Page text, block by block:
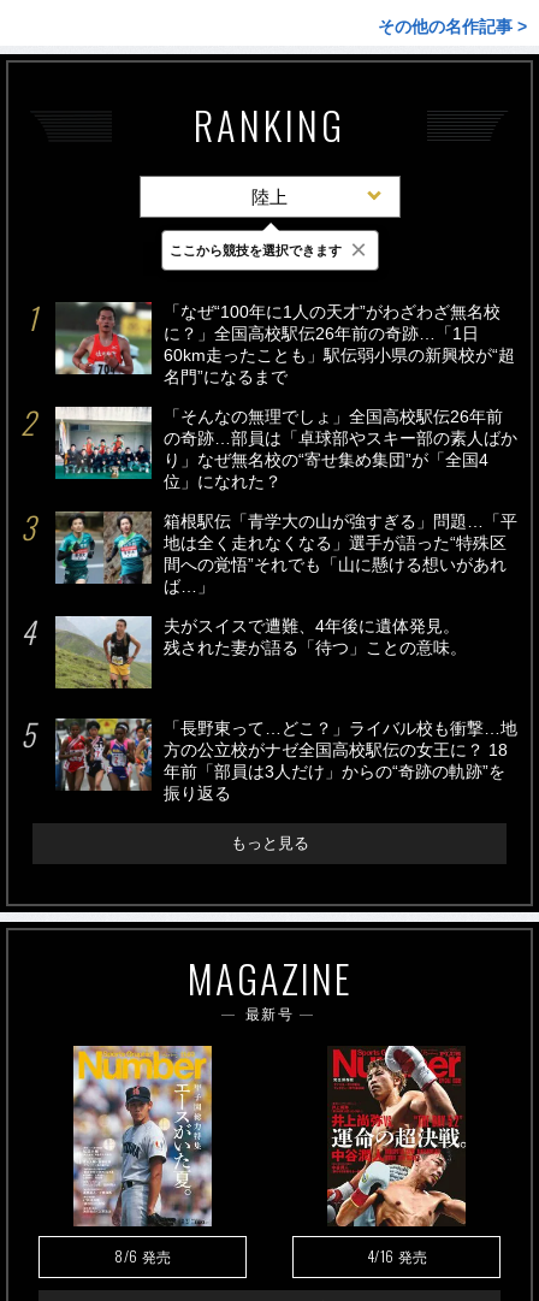
その他の名作記事 >
RANKING
陸上
最新 24時間 週間
「なぜ“100年に1人の天才”がわざわざ無名校
に？」全国高校駅伝26年前の奇跡…「1日
60km走ったことも」駅伝弱小県の新興校が“超
名門”になるまで
「そんなの無理でしょ」全国高校駅伝26年前
の奇跡…部員は「卓球部やスキー部の素人ばか
り」なぜ無名校の“寄せ集め集団”が「全国4
位」になれた？
箱根駅伝「青学大の山が強すぎる」問題…「平
地は全く走れなくなる」選手が語った“特殊区
間への覚悟”それでも「山に懸ける想いがあれ
ば…」
夫がスイスで遭難、4年後に遺体発見。
残された妻が語る「待つ」ことの意味。
「長野東って…どこ？」ライバル校も衝撃…地
方の公立校がナゼ全国高校駅伝の女王に？ 18
年前「部員は3人だけ」からの“奇跡の軌跡”を
振り返る
もっと見る
MAGAZINE
最新号
8/6 発売 4/16 発売
ここから競技を選択できます ×